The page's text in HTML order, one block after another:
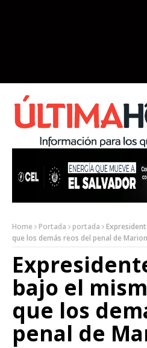
Home Portada portada
que los demás reos del penal de
bajo el
que los
penal de